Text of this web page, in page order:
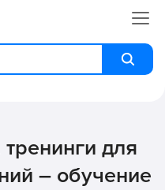
для
– обучение